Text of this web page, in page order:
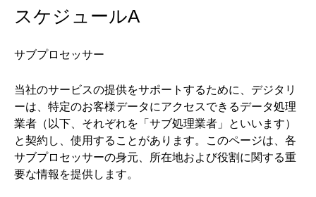
スケジュールA
サブプロセッサー
当社のサービスの提供をサポートするために、デジタリ
ーは、特定のお客様データにアクセスできるデータ処理
業者（以下、それぞれを「サブ処理業者」といいます）
と契約し、使用することがあります。このページは、各
サブプロセッサーの身元、所在地および役割に関する重
要な情報を提供します。